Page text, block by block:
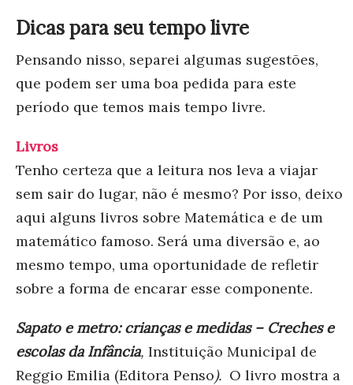
Dicas para seu tempo livre
Pensando nisso, separei algumas sugestões,
que podem ser uma boa pedida para este
período que temos mais tempo livre.
Livros
Tenho certeza que a leitura nos leva a viajar
sem sair do lugar, não é mesmo? Por isso, deixo
aqui alguns livros sobre Matemática e de um
matemático famoso. Será uma diversão e, ao
mesmo tempo, uma oportunidade de refletir
sobre a forma de encarar esse componente.
Sapato e metro: crianças e medidas – Creches e
escolas da Infância, Instituição Municipal de
Reggio Emilia (Editora Penso). O livro mostra a